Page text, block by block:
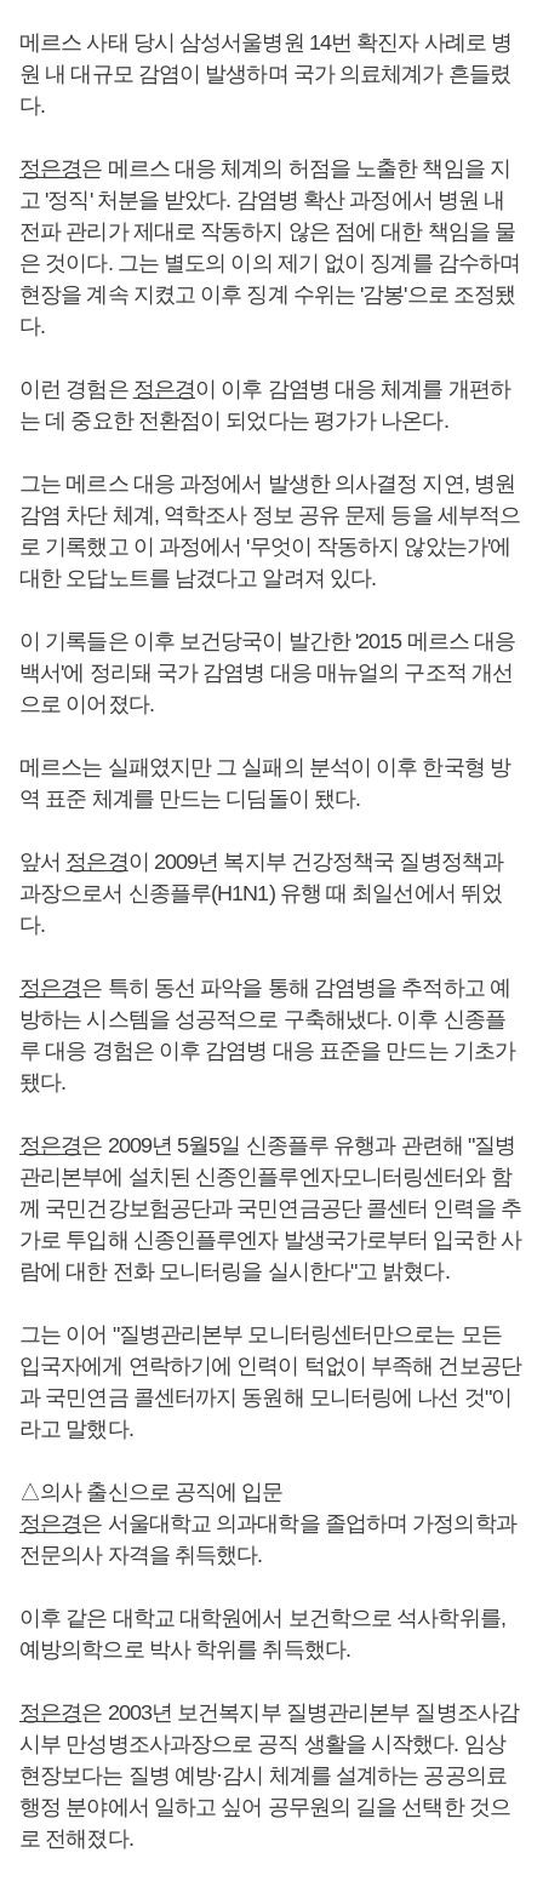
메르스 사태 당시 삼성서울병원 14번 확진자 사례로 병
원 내 대규모 감염이 발생하며 국가 의료체계가 흔들렸
다.
정은경은 메르스 대응 체계의 허점을 노출한 책임을 지
고 '정직' 처분을 받았다. 감염병 확산 과정에서 병원 내
전파 관리가 제대로 작동하지 않은 점에 대한 책임을 물
은 것이다. 그는 별도의 이의 제기 없이 징계를 감수하며
현장을 계속 지켰고 이후 징계 수위는 '감봉'으로 조정됐
다.
이런 경험은 정은경이 이후 감염병 대응 체계를 개편하
는 데 중요한 전환점이 되었다는 평가가 나온다.
그는 메르스 대응 과정에서 발생한 의사결정 지연, 병원
감염 차단 체계, 역학조사 정보 공유 문제 등을 세부적으
로 기록했고 이 과정에서 '무엇이 작동하지 않았는가'에
대한 오답노트를 남겼다고 알려져 있다.
이 기록들은 이후 보건당국이 발간한 '2015 메르스 대응
백서'에 정리돼 국가 감염병 대응 매뉴얼의 구조적 개선
으로 이어졌다.
메르스는 실패였지만 그 실패의 분석이 이후 한국형 방
역 표준 체계를 만드는 디딤돌이 됐다.
앞서 정은경이 2009년 복지부 건강정책국 질병정책과
과장으로서 신종플루(H1N1) 유행 때 최일선에서 뛰었
다.
정은경은 특히 동선 파악을 통해 감염병을 추적하고 예
방하는 시스템을 성공적으로 구축해냈다. 이후 신종플
루 대응 경험은 이후 감염병 대응 표준을 만드는 기초가
됐다.
정은경은 2009년 5월5일 신종플루 유행과 관련해 "질병
관리본부에 설치된 신종인플루엔자모니터링센터와 함
께 국민건강보험공단과 국민연금공단 콜센터 인력을 추
가로 투입해 신종인플루엔자 발생국가로부터 입국한 사
람에 대한 전화 모니터링을 실시한다"고 밝혔다.
그는 이어 "질병관리본부 모니터링센터만으로는 모든
입국자에게 연락하기에 인력이 턱없이 부족해 건보공단
과 국민연금 콜센터까지 동원해 모니터링에 나선 것"이
라고 말했다.
△의사 출신으로 공직에 입문
정은경은 서울대학교 의과대학을 졸업하며 가정의학과
전문의사 자격을 취득했다.
이후 같은 대학교 대학원에서 보건학으로 석사학위를,
예방의학으로 박사 학위를 취득했다.
정은경은 2003년 보건복지부 질병관리본부 질병조사감
시부 만성병조사과장으로 공직 생활을 시작했다. 임상
현장보다는 질병 예방·감시 체계를 설계하는 공공의료
행정 분야에서 일하고 싶어 공무원의 길을 선택한 것으
로 전해졌다.